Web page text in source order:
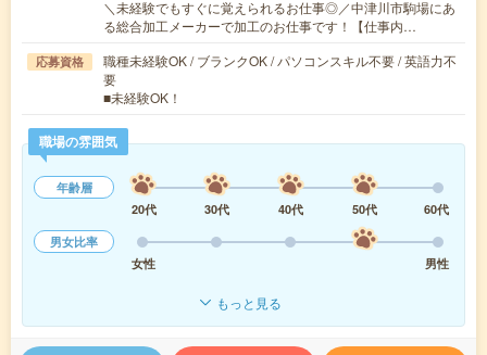
＼未経験でもすぐに覚えられるお仕事◎／中津川市駒場にあ
る総合加工メーカーで加工のお仕事です！【仕事内…
応募資格
職種未経験OK / ブランクOK / パソコンスキル不要 / 英語力不
要
■未経験OK！
職場の雰囲気
年齢層
20代
30代 40代 50代
60代
男女比率
女性
男性
もっと見る